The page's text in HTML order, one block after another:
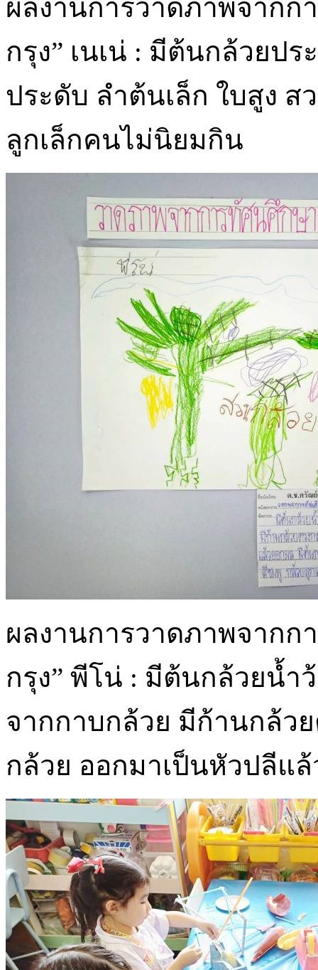
ผลงานการวาดภาพจากก
กรุง” เนเน่ : มีต้นกล้วยป
ประดับ ลำต้นเล็ก ใบสูง
ลูกเล็กคนไม่นิยมกิน
ผลงานการวาดภาพจากก
กรุง” พีโน่ : มีต้นกล้วยน้ำ
จากกาบกล้วย มีก้านกล้ว
กล้วย ออกมาเป็นหัวปลีแ